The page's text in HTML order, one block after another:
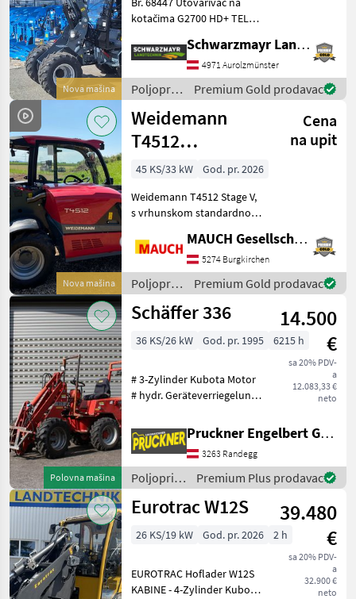
Nova mašina
kotačima G2700 HD+ TELE -
mm mjereno u točki
okretanja stroja - s
nosivošću bez dodatne
težine cca. 2.350 kg - s r
Schwarzmayr Landtechnik GmbH - Aurolzmünster
4971 Aurolzmünster
Poljoprivredni
motorni
strojevi /
Giant
Premium Gold prodavac
Nova mašina
Weidemann
T4512
Teleskopski
utovarivač
Cena
na upit
45 KS/33 kW
God. pr. 2026
Weidemann T4512 Stage V,
s vrhunskom standardnom
omjerom snage i težine
(pogodno za prijevoz
prikolicom za automobil),
bogatim programom opcija
– u
MAUCH Gesellschaft m.b.H. & Co.KG
5274 Burgkirchen
Poljoprivredni
motorni
strojevi /
Premium Gold prodavac
Polovna mašina
Schäffer 336
14.500
€
sa 20% PDV-
a
12.083,33 €
neto
36 KS/26 kW God. pr. 1995 6215 h
# 3-Zylinder Kubota Motor
# hydr. Geräteverriegelung
Bereifung 10.0/75-15.3 AS-
Profil # Fahrpedal für
Vor-/Retourfahrt #
Zusatzleitungen v
Pruckner Engelbert GmbH
3263 Randegg
Poljoprivredni
motorni
strojevi /
Premium Plus prodavac
Eurotrac W12S
39.480
€
sa 20% PDV-
a
32.900 €
neto
26 KS/19 kW God. pr. 2026 2 h
EUROTRAC Hoflader W12S
KABINE - 4-Zylinder Kubota-